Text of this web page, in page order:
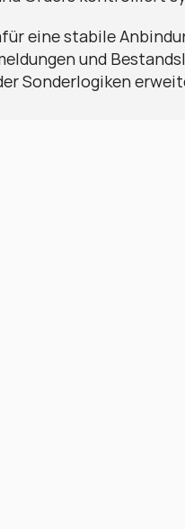
eine stabile
und
Sonderlogiken